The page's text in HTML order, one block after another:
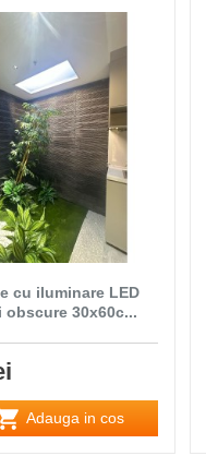
cu iluminare LED
30x60c...
Adauga in cos